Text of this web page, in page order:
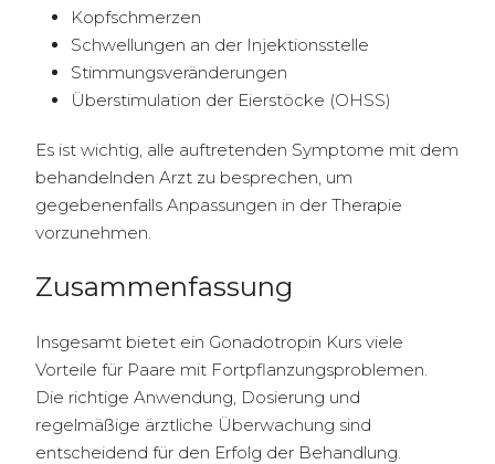
Kopfschmerzen
Schwellungen an der Injektionsstelle
Stimmungsveränderungen
Überstimulation der Eierstöcke (OHSS)
Es ist wichtig, alle auftretenden Symptome mit dem
behandelnden Arzt zu besprechen, um
gegebenenfalls Anpassungen in der Therapie
vorzunehmen.
Zusammenfassung
Insgesamt bietet ein Gonadotropin Kurs viele
Vorteile für Paare mit Fortpflanzungsproblemen.
Die richtige Anwendung, Dosierung und
regelmäßige ärztliche Überwachung sind
entscheidend für den Erfolg der Behandlung.